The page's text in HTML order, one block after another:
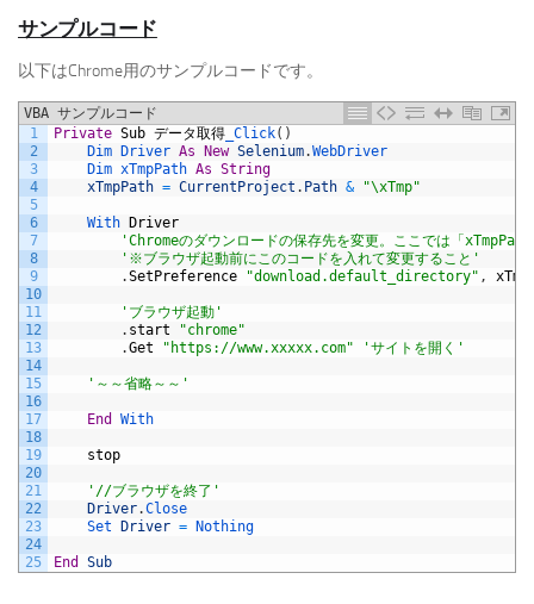
サンプルコード
以下はChrome用のサンプルコードです。
VBA サンプルコード
1
2
3
4
5
6
7
8
9
10
11
12
13
14
15
16
17
18
19
20
21
22
23
24
25
Private Sub データ取得 _Click( )
Dim
Driver As New Selenium.WebDriver
Dim xTmpPath As String
xTmpPath = CurrentProject . Path & "\xTmp"
With
Driver
'Chromeのダウンロードの保存先を変更。ここでは「
'※ブラウザ起動前にこのコードを入れて変更すること'
.SetPreference "download.default_directory" ,
'ブラウザ起動'
. start
"chrome"
.Get "https://www.xxxxx.com" 'サイトを開く'
'～～省略～～'
End With
stop
'//ブラウザを終了'
Driver.Close
Set
Driver = Nothing
End Sub